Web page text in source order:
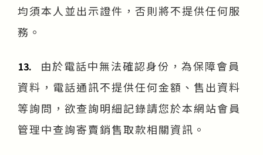
均須本人並出示證件，否則將不提供任何服
務。
13.
由於電話中無法確認身份，為保障會員
資料，電話通訊不提供任何金額、售出資料
等詢問，欲查詢明細記錄請您於本網站會員
管理中查詢寄賣銷售取款相關資訊。